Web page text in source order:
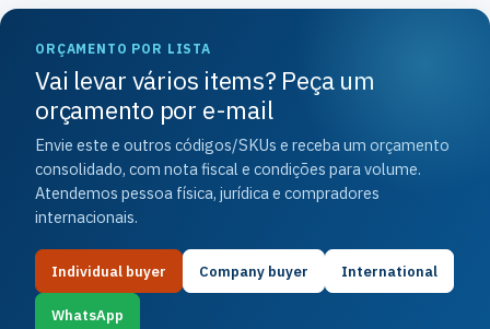
ORÇAMENTO POR LISTA
Vai levar vários items? Peça um
orçamento por e-mail
Envie este e outros códigos/SKUs e receba um orçamento
consolidado, com nota fiscal e condições para volume.
Atendemos pessoa física, jurídica e compradores
internacionais.
Individual buyer Company buyer International
WhatsApp